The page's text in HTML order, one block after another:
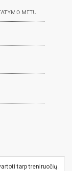
METU
tarp treniruočių.